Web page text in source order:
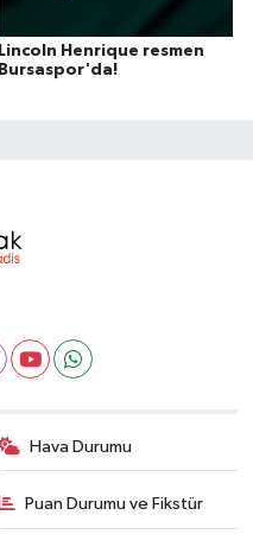
Lincoln Henrique resmen
Bursaspor'da!
Hava Durumu
Puan Durumu ve Fikstür